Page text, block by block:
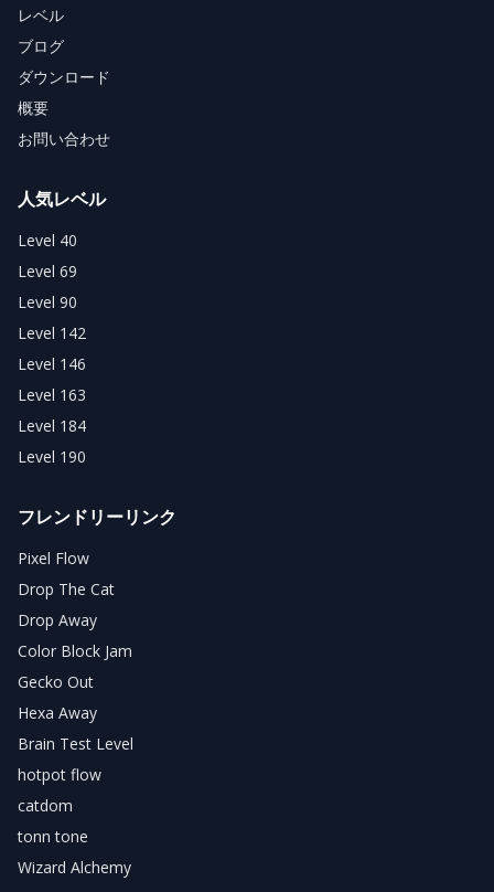
レベル
ブログ
ダウンロード
概要
お問い合わせ
人気レベル
Level 40
Level 69
Level 90
Level 142
Level 146
Level 163
Level 184
Level 190
フレンドリーリンク
Pixel Flow
Drop The Cat
Drop Away
Color Block Jam
Gecko Out
Hexa Away
Brain Test Level
hotpot flow
catdom
tonn tone
Wizard Alchemy